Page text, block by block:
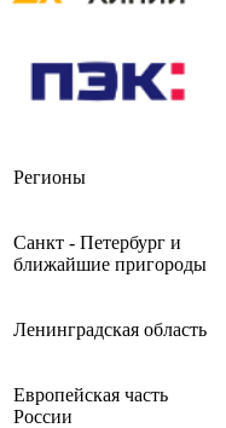
Регионы
Санкт - Петербург и
ближайшие пригороды
Ленинградская область
Европейская часть
России